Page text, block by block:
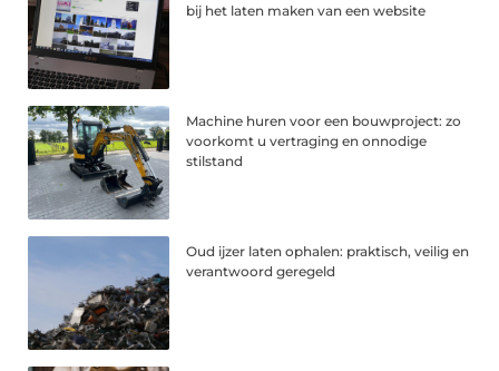
bij het laten maken van een website
Machine huren voor een bouwproject: zo
voorkomt u vertraging en onnodige
stilstand
Oud ijzer laten ophalen: praktisch, veilig en
verantwoord geregeld